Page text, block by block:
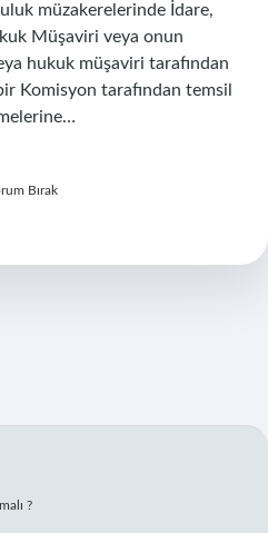
müzakerelerinde İdare,
Müşaviri veya onun
hukuk müşaviri tarafından
Komisyon tarafından temsil
Bırak
?